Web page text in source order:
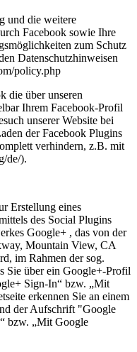
und die weitere
Facebook sowie Ihre
zum Schutz
Datenschutzhinweisen
policy.php
die über unseren
Ihrem Facebook-Profil
unserer Website bei
der Facebook Plugins
verhindern, z.B. mit
de/).
Erstellung eines
des Social Plugins
Google+ , das von der
Mountain View, CA
im Rahmen der sog.
Sie über ein Google+-Profil
Sign-In“ bzw. „Mit
erkennen Sie an einem
der Aufschrift "Google
bzw. „Mit Google